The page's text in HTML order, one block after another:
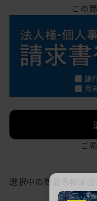
この
ご
選択中の商品情報